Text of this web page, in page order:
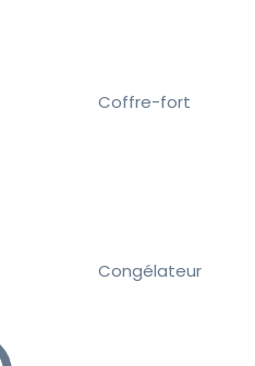
Coffre-fort
Congélateur